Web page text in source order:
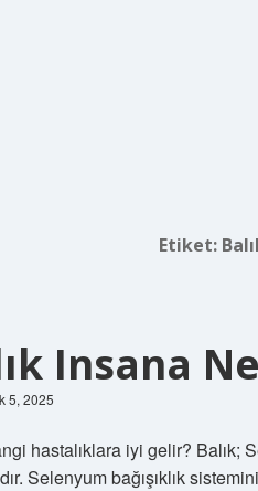
Etiket:
Insana
5, 2025
hastalıklara iyi gelir? Balık;
Selenyum bağışıklık